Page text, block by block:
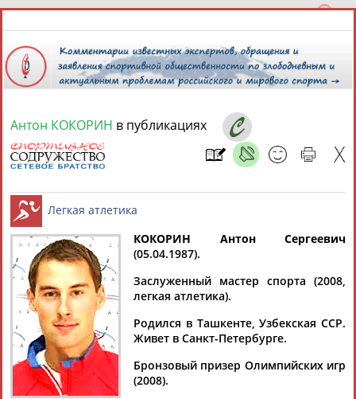
8 августа 2026 года,
СПОРТСМЕНЫ, ТРЕНЕРЫ И СПЕЦИАЛИСТЫ
Найдено: 13181персон Расширенный поиск
Аслаудин
АБАЕВ
Елена
АБАИМОВА
Мария
АБАКУМОВА
Юлия
АБАЛАКИНА
Антон КОКОРИН в публикациях
Легкая атлетика
КОКОРИН Антон Сергеевич
(05.04.1987).
Заслуженный мастер спорта (2008,
легкая атлетика).
Родился в Ташкенте, Узбекская ССР.
Живет в Санкт-Петербурге.
Бронзовый призер Олимпийских игр
(2008).